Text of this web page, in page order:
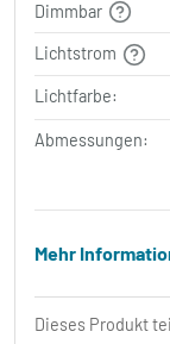
Dimmbar
Lichtstrom
Lichtfarbe:
Abmessungen:
Mehr
Dieses Produkt